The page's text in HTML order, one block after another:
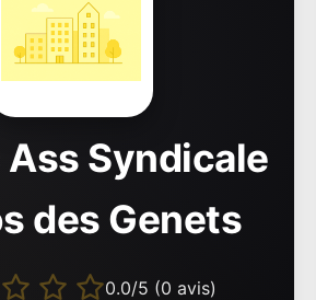
Syndicale
des Genets
0.0/5 (0 avis)